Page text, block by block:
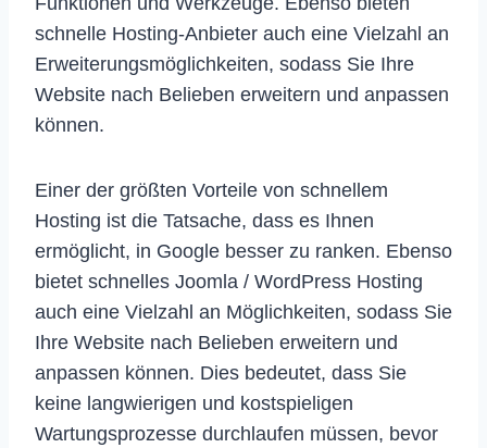
schnelle Hosting-Anbieter auch eine Vielzahl an
Erweiterungsmöglichkeiten, sodass Sie Ihre
Website nach Belieben erweitern und anpassen
können.
Einer der größten Vorteile von schnellem
Hosting ist die Tatsache, dass es Ihnen
ermöglicht, in Google besser zu ranken. Ebenso
bietet schnelles Joomla / WordPress Hosting
auch eine Vielzahl an Möglichkeiten, sodass Sie
Ihre Website nach Belieben erweitern und
anpassen können. Dies bedeutet, dass Sie
keine langwierigen und kostspieligen
Wartungsprozesse durchlaufen müssen, bevor